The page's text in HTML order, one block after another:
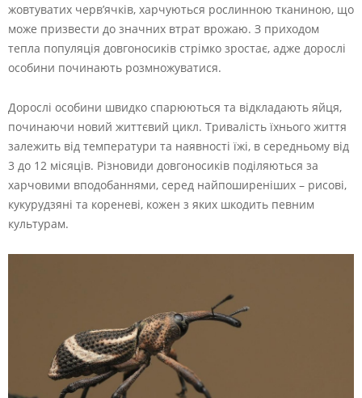
жовтуватих черв’ячків, харчуються рослинною тканиною, що
може призвести до значних втрат врожаю. З приходом
тепла популяція довгоносиків стрімко зростає, адже дорослі
особини починають розмножуватися.
Дорослі особини швидко спарюються та відкладають яйця,
починаючи новий життєвий цикл. Тривалість їхнього життя
залежить від температури та наявності їжі, в середньому від
3 до 12 місяців. Різновиди довгоносиків поділяються за
харчовими вподобаннями, серед найпоширеніших – рисові,
кукурудзяні та кореневі, кожен з яких шкодить певним
культурам.